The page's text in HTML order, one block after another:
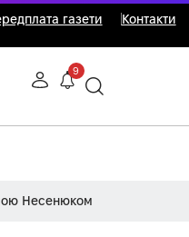
газети Контакти
9
Несенюком